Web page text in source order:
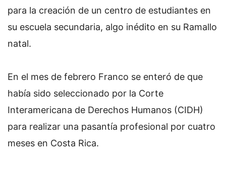
para la creación de un centro de estudiantes en
su escuela secundaria, algo inédito en su Ramallo
natal.
En el mes de febrero Franco se enteró de que
había sido seleccionado por la Corte
Interamericana de Derechos Humanos (CIDH)
para realizar una pasantía profesional por cuatro
meses en Costa Rica.